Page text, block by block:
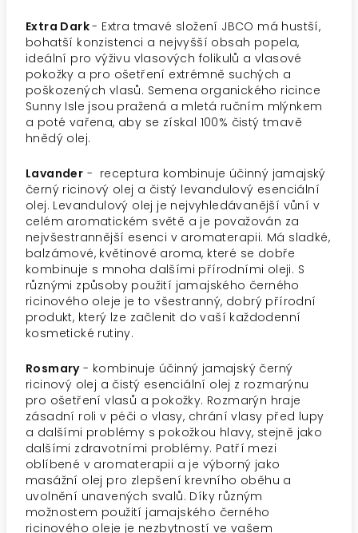
Extra Dark- Extra tmavé složení JBCO má hustší,
bohatší konzistenci a nejvyšší obsah popela,
ideální pro výživu vlasových folikulů a vlasové
pokožky a pro ošetření extrémně suchých a
poškozených vlasů. Semena organického ricince
Sunny Isle jsou pražená a mletá ručním mlýnkem
a poté vařena, aby se získal 100% čistý tmavě
hnědý olej.
Lavander - receptura kombinuje účinný jamajský
černý ricinový olej a čistý levandulový esenciální
olej. Levandulový olej je nejvyhledávanější vůní v
celém aromatickém světě a je považován za
nejvšestrannější esenci v aromaterapii. Má sladké,
balzámové, květinové aroma, které se dobře
kombinuje s mnoha dalšími přírodními oleji. S
různými způsoby použití jamajského černého
ricinového oleje je to všestranný, dobrý přírodní
produkt, který lze začlenit do vaší každodenní
kosmetické rutiny.
Rosmary- kombinuje účinný jamajský černý
ricinový olej a čistý esenciální olej z rozmarýnu
pro ošetření vlasů a pokožky. Rozmarýn hraje
zásadní roli v péči o vlasy, chrání vlasy před lupy
a dalšími problémy s pokožkou hlavy, stejně jako
dalšími zdravotními problémy. Patří mezi
oblíbené v aromaterapii a je výborný jako
masážní olej pro zlepšení krevního oběhu a
uvolnění unavených svalů. Díky různým
možnostem použití jamajského černého
ricinového oleje je nezbytností ve vašem